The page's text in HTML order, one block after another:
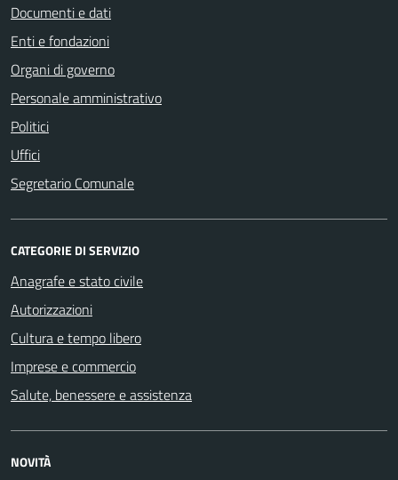
Documenti e dati
Enti e fondazioni
Organi di governo
Personale amministrativo
Politici
Uffici
Segretario Comunale
CATEGORIE DI SERVIZIO
Anagrafe e stato civile
Autorizzazioni
Cultura e tempo libero
Imprese e commercio
Salute, benessere e assistenza
NOVITÀ